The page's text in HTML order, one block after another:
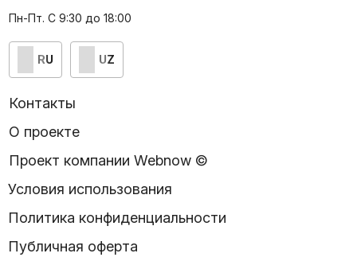
Пн-Пт. С 9:30 до 18:00
RU UZ
Контакты
О проекте
Проект компании Webnow ©
Условия использования
Политика конфиденциальности
Публичная оферта